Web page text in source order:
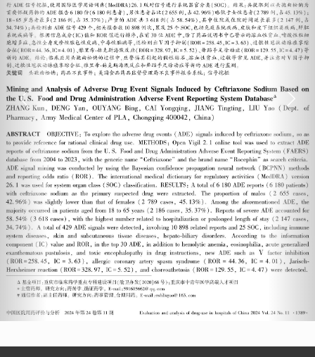
Previous Next